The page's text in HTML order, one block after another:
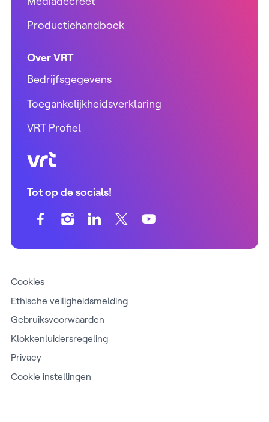
Productiehandboek
Over VRT
Bedrijfsgegevens
Toegankelijkheidsverklaring
VRT Profiel
VRT (home)
Tot op de socials!
Cookies
Ethische veiligheidsmelding
Gebruiksvoorwaarden
Klokkenluidersregeling
Privacy
Cookie instellingen